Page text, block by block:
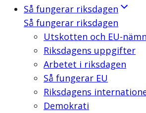
Så fungerar riksdagen
Så fungerar riksdagen
Utskotten och EU-
Riksdagens uppgifter
Arbetet i riksdagen
Så fungerar EU
Riksdagens
Demokrati